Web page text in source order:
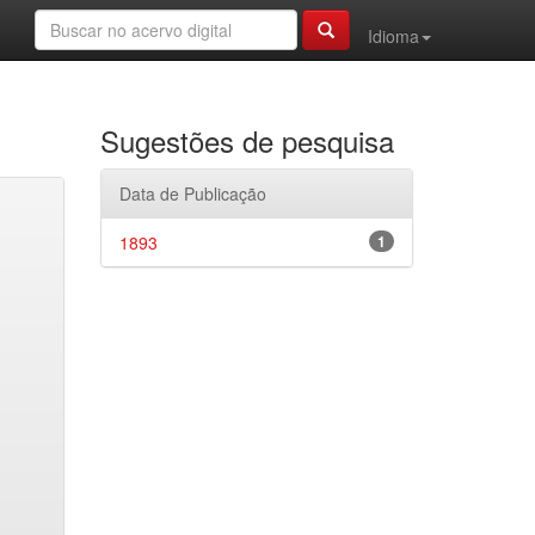
Idioma
Sugestões de pesquisa
Data de Publicação
1
1893